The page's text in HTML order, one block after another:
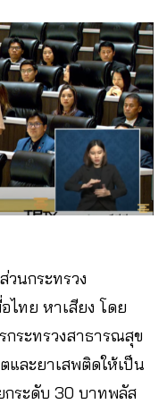
นกระทรวง
ไทย หาเสียง โดย
ระทรวงสาธารณสุข
ละยาเสพติดให้เป็น
กระดับ 30 บาทพลัส